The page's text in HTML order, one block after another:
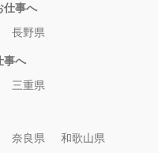
仕事へ
長野県
事へ
三重県
奈良県 和歌山県